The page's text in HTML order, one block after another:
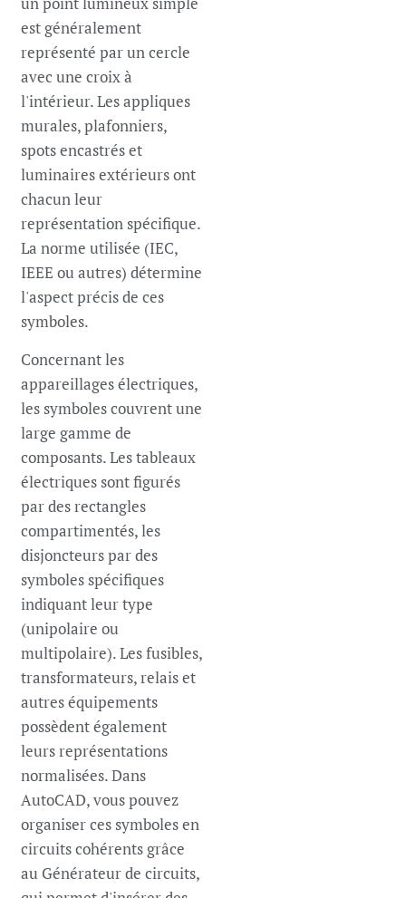
est généralement
représenté par un cercle
avec une croix à
l'intérieur. Les appliques
murales, plafonniers,
spots encastrés et
luminaires extérieurs ont
chacun leur
représentation spécifique.
La norme utilisée (IEC,
IEEE ou autres) détermine
l'aspect précis de ces
symboles.
Concernant les
appareillages électriques,
les symboles couvrent une
large gamme de
composants. Les tableaux
électriques sont figurés
par des rectangles
compartimentés, les
disjoncteurs par des
symboles spécifiques
indiquant leur type
(unipolaire ou
multipolaire). Les fusibles,
transformateurs, relais et
autres équipements
possèdent également
leurs représentations
normalisées. Dans
AutoCAD, vous pouvez
organiser ces symboles en
circuits cohérents grâce
au Générateur de circuits,